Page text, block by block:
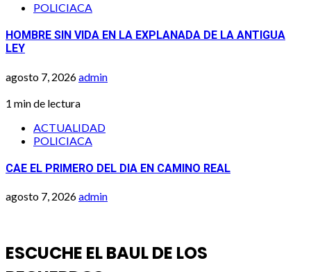
POLICIACA
HOMBRE SIN VIDA EN LA EXPLANADA DE LA ANTIGUA
LEY
agosto 7, 2026admin
1 min de lectura
ACTUALIDAD
POLICIACA
CAE EL PRIMERO DEL DIA EN CAMINO REAL
agosto 7, 2026admin
ESCUCHE EL BAUL DE LOS